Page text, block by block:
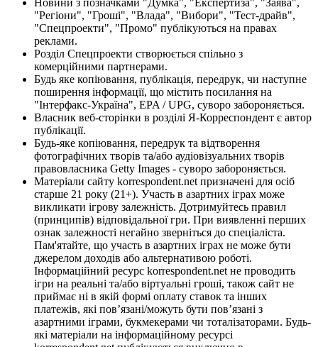
Новини з позначками "Думка", "Експертиза", "Заява",
"Регіони", "Гроші", "Влада", "Вибори", "Тест-драйв",
"Спецпроекти", "Промо" публікуються на правах
реклами.
Розділ Спецпроекти створюється спільно з
комерційними партнерами.
Будь яке копіювання, публікація, передрук, чи наступне
поширення інформації, що містить посилання на
"Інтерфакс-Україна", EPA / UPG, суворо забороняється.
Власник веб-сторінки в розділі Я-Корреспондент є автор
публікації.
Будь-яке копіювання, передрук та відтворення
фотографічних творів та/або аудіовізуальних творів
правовласника Getty Images - суворо забороняється.
Матеріали сайту korrespondent.net призначені для осіб
старше 21 року (21+). Участь в азартних іграх може
викликати ігрову залежність. Дотримуйтесь правил
(принципів) відповідальної гри. При виявленні перших
ознак залежності негайно зверніться до спеціаліста.
Пам'ятайте, що участь в азартних іграх не може бути
джерелом доходів або альтернативою роботі.
Інформаційний ресурс korrespondent.net не проводить
ігри на реальні та/або віртуальні гроші, також сайт не
приймає ні в якій формі оплату ставок та інших
платежів, які пов’язані/можуть бути пов’язані з
азартними іграми, букмекерами чи тоталізаторами. Будь-
які матеріали на інформаційному ресурсі